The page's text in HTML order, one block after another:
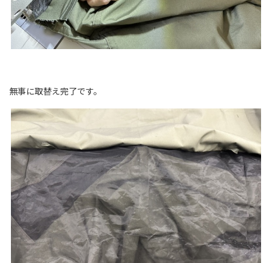
無事に取替え完了です。